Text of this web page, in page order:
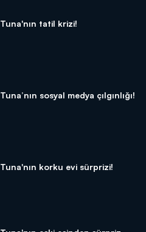
Tuna'nın tatil krizi!
Tuna’nın sosyal medya çılgınlığı!
Tuna'nın korku evi sürprizi!